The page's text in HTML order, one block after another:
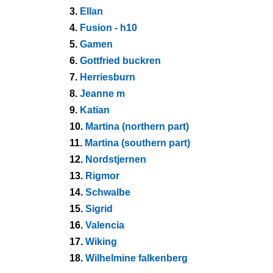
3. Ellan
4. Fusion - h10
5. Gamen
6. Gottfried buckren
7. Herriesburn
8. Jeanne m
9. Katian
10. Martina (northern part)
11. Martina (southern part)
12. Nordstjernen
13. Rigmor
14. Schwalbe
15. Sigrid
16. Valencia
17. Wiking
18. Wilhelmine falkenberg